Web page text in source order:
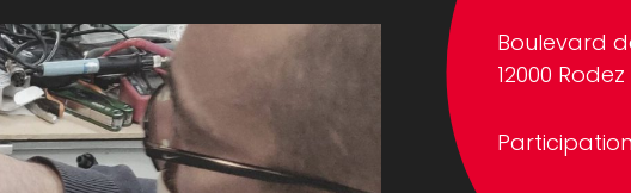
Boulevard
12000 Rodez